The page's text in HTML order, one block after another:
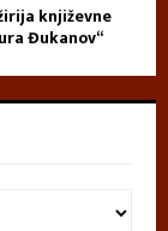
književne
Đukanov“